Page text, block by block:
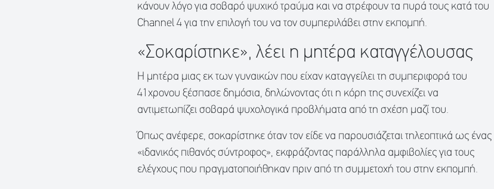
κάνουν λόγο για σοβαρό ψυχικό τραύμα και να στρέφουν τα πυρά τους κατά του
Channel 4 για την επιλογή του να τον συμπεριλάβει στην εκπομπή.
«Σοκαρίστηκε», λέει η μητέρα καταγγέλουσας
Η μητέρα μιας εκ των γυναικών που είχαν καταγγείλει τη συμπεριφορά του
41χρονου ξέσπασε δημόσια, δηλώνοντας ότι η κόρη της συνεχίζει να
αντιμετωπίζει σοβαρά ψυχολογικά προβλήματα από τη σχέση μαζί του.
Όπως ανέφερε, σοκαρίστηκε όταν τον είδε να παρουσιάζεται τηλεοπτικά ως ένας
«ιδανικός πιθανός σύντροφος», εκφράζοντας παράλληλα αμφιβολίες για τους
ελέγχους που πραγματοποιήθηκαν πριν από τη συμμετοχή του στην εκπομπή.